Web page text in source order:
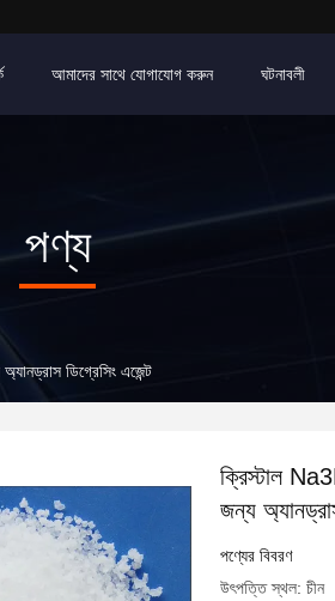
আমাদের সাথে যোগাযোগ করুন ঘটনাবলী
পণ্য
ডিগ্রেসিং এজেন্ট
ক্রিস্টাল
জন্য
পণ্যের বিবরণ
উৎপত্তি স্থল: চীন